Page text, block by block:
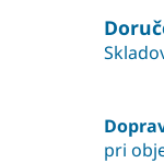
pri